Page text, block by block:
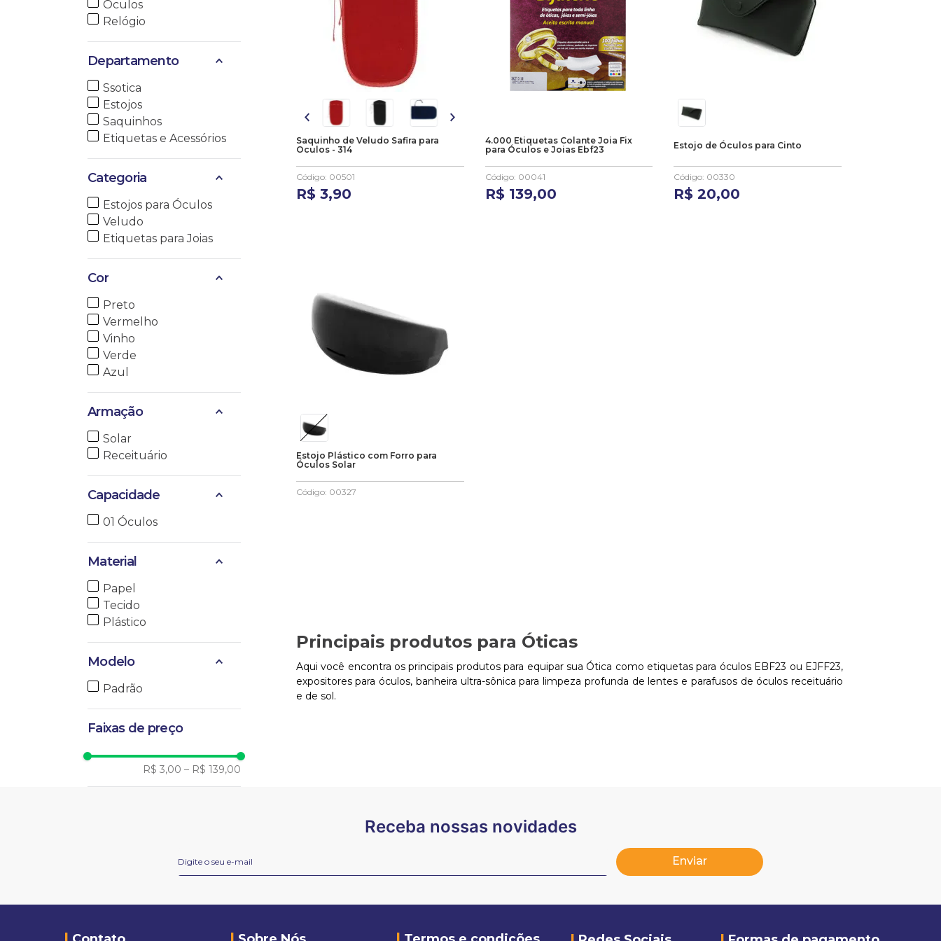
Óculos
Relógio
Departamento
Ssotica
Estojos
Saquinhos
Etiquetas e Acessórios
Categoria
Estojos para Óculos
Veludo
Etiquetas para Joias
Cor
Preto
Vermelho
Vinho
Verde
Azul
Armação
Solar
Receituário
Capacidade
01 Óculos
Material
Papel
Tecido
Plástico
Modelo
Padrão
Faixas de preço
R$ 3,00 – R$ 139,00
Saquinho de Veludo Safira para
Oculos - 314
Código: 00501
R$ 3,90
4.000 Etiquetas Colante Joia Fix
para Óculos e Joias Ebf23
Código: 00041
R$ 139,00
Estojo de Óculos para Cinto
Código: 00330
R$ 20,00
Estojo Plástico com Forro para
Óculos Solar
Código: 00327
Principais produtos para Óticas
Aqui você encontra os principais produtos para equipar sua Ótica como etiquetas para óculos EBF23 ou EJFF23,
expositores para óculos, banheira ultra-sônica para limpeza profunda de lentes e parafusos de óculos receituário
e de sol.
Receba nossas novidades
Enviar
10